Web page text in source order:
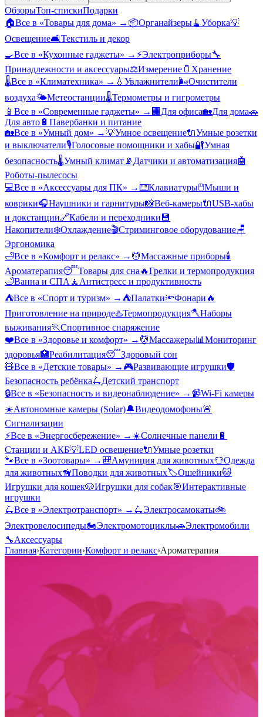
ОбзорыТоп-спискиПодарки
🏠Все в «Товары для дома» → 📦Органайзеры🧹 Уборка💡
Освещение🛋️Текстиль и декор
🍳Все в «Кухонные гаджеты» → ⚡Электроприборы🔧
Принадлежности и аксессуары⚖️Измерение 🫙 Хранение
🌡️Все в «Климатехника» → 💧 Увлажнители🌬️Очистители
воздуха🌤️Метеостанции🌡️Термометры и гигрометры
📱 Все в «Современные гаджеты» → 🏢 Для офиса🏡Для дома🚗
Для авто 🔋 Павербанки и питание
🏡Все в «Умный дом» →💡Умное освещение🔌Умные розетки
и выключатели🎙️Голосовые помощники и хабы🔐Умная
безопасность🌡️Умный климат 📡 Датчики и автоматизация🤖
Роботы-пылесосы
💻Все в «Аксессуары для ПК» →⌨️Клавиатуры🖱️Мыши и
коврики🎧Наушники и гарнитуры📸Веб-камеры🔌USB-хабы
и докстанции🔗Кабели и переходники 💾
Накопители❄️Охлаждение🎬Стриминговое оборудование🪑
Эргономика
🛁Все в «Комфорт и релакс» → 💆Массажные приборы🕯️
Ароматерапия😴Товары для сна 🔥Грелки и термопродукция
🛁Ванна и СПА 🧘 Антистресс и продуктивность
⛺Все в «Спорт и туризм» → ⛺Палатки🔦Фонари 🔥
Приготовление на природе♨️Термопродукция🪓Наборы
выживания🏃Спортивное снаряжение
❤️Все в «Здоровье и комфорт» → 💆Массажеры📊 Мониторинг
здоровья🏥Реабилитация😴Здоровый сон
🧸Все в «Детские товары» → 🎮Развивающие игрушки🛡️
Безопасность ребёнка🛴Детский транспорт
🔒Все в «Безопасность и видеонаблюдение» → 📹Wi-Fi камеры
☀️Автономные камеры (Solar)🔔Видеодомофоны🚨
Сигнализации
⚡Все в «Энергосбережение» → ☀️Солнечные панели 🔋
Станции и АКБ💡LED освещение🔌Умные розетки
🐾Все в «Зоотовары» → 🎒Амуниция для животных👕Одежда
для животных🦮Поводки для животных🏷️Ошейники🐱
Игрушки для кошек🐶Игрушки для собак🎯Интерактивные
игрушки
🛴Все в «Электротранспорт» → 🛴Электросамокаты🚲
Электровелосипеды🏍️Электромотоциклы🚗Электромобили
🔧Аксессуары
Главная›Категории›Комфорт и релакс›Ароматерапия